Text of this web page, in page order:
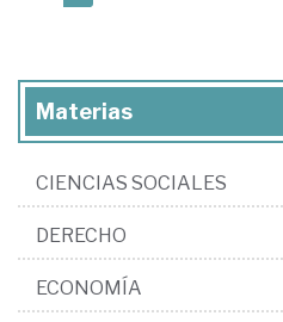
Materias
CIENCIAS SOCIALES
DERECHO
ECONOMÍA